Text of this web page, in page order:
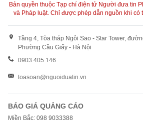
Bản quyền thuộc Tạp chí điện tử Người đưa tin
và Pháp luật. Chỉ được phép dẫn nguồn khi có
Tầng 4, Tòa tháp Ngôi Sao - Star Tower,
Phường Cầu Giấy - Hà Nội
0903 405 146
toasoan@nguoiduatin.vn
BÁO GIÁ QUẢNG CÁO
Miền Bắc: 098 9033388